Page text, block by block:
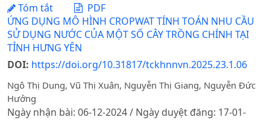
Tóm tắt
PDF
ỨNG DỤNG MÔ HÌNH CROPWAT TÍNH TOÁN NHU CẦU
SỬ DỤNG NƯỚC CỦA MỘT SỐ CÂY TRỒNG CHÍNH TẠI
TỈNH HƯNG YÊN
DOI: https://doi.org/10.31817/tckhnnvn.2025.23.1.06
Ngô Thị Dung, Vũ Thị Xuân, Nguyễn Thị Giang, Nguyễn Đức
Hưởng
Ngày nhận bài: 06-12-2024 / Ngày duyệt đăng: 17-01-